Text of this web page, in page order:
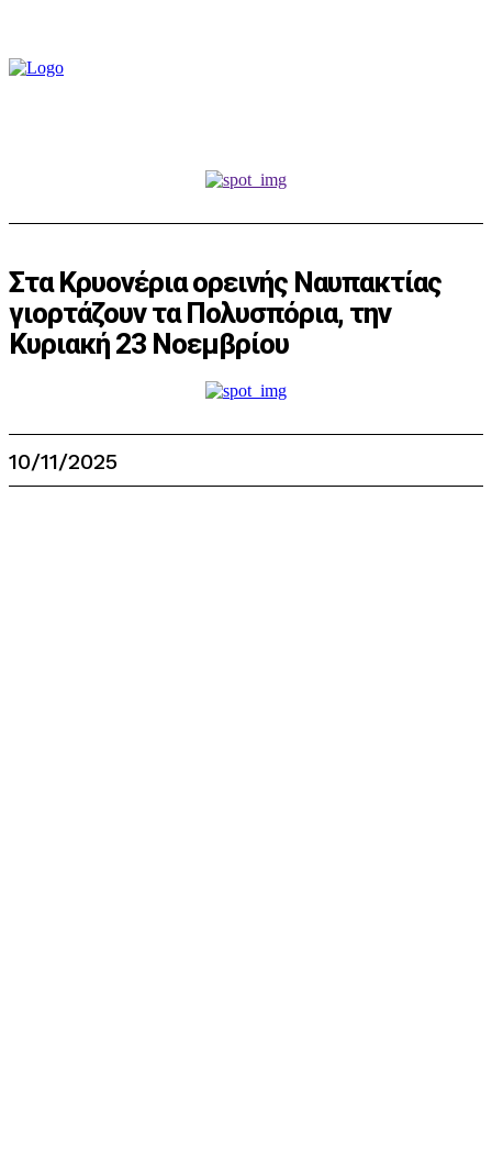
Στα Κρυονέρια ορεινής Ναυπακτίας
γιορτάζουν τα Πολυσπόρια, την
Κυριακή 23 Νοεμβρίου
10/11/2025